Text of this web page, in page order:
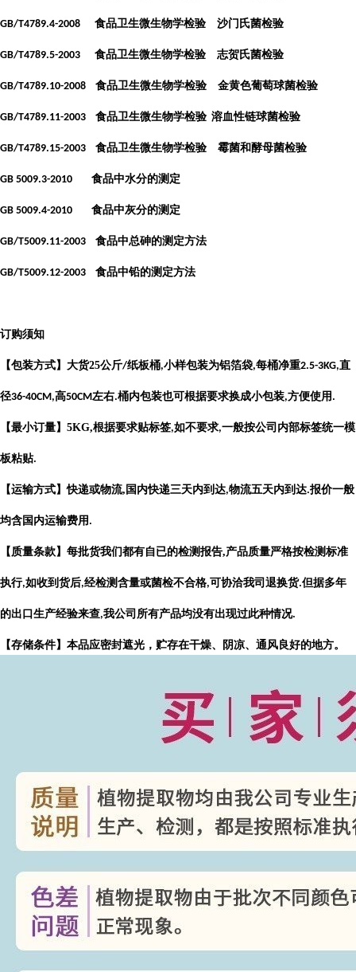
GB/T4789.4-2008 食品卫生微生物学检验 沙门氏菌检验
GB/T4789.5-2003 食品卫生微生物学检验 志贺氏菌检验
GB/T4789.10-2008 食品卫生微生物学检验 金黄色葡萄球菌检验
GB/T4789.11-2003 食品卫生微生物学检验 溶血性链球菌检验
GB/T4789.15-2003 食品卫生微生物学检验 霉菌和酵母菌检验
GB 5009.3-2010 食品中水分的测定
GB 5009.4-2010 食品中灰分的测定
GB/T5009.11-2003 食品中总砷的测定方法
GB/T5009.12-2003 食品中铅的测定方法
订购须知
【包装方式】大货25公斤/纸板桶,小样包装为铝箔袋,每桶净重2.5-3KG,直
径36-40CM,高50CM左右.桶内包装也可根据要求换成小包装,方便使用 .
【最小订量】 5KG,根据要求贴标签,如不要求,一般按公司内部标签统一模
板粘贴.
【运输方式】快递或物流, 国内快递三天内到达,物流五天内到达.报价一般
均含国内运输费用 .
【质量条款】每批货我们都有自已的检测报告,产品质量严格按检测标准
执行,如收到货后,经检测含量或菌检不合格,可协洽我司退换货.但据多年
的出口生产经验来查,我公司所有产品均没有出现过此种情况.
【存储条件】本品应密封遮光，贮存在干燥、阴凉、通风良好的地方。